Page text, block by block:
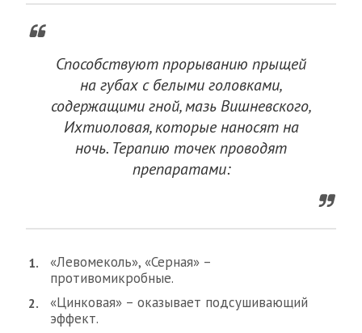
Способствуют прорыванию прыщей
на губах с белыми головками,
содержащими гной, мазь Вишневского,
Ихтиоловая, которые наносят на
ночь. Терапию точек проводят
препаратами:
«Левомеколь», «Серная» –
противомикробные.
«Цинковая» – оказывает подсушивающий
эффект.